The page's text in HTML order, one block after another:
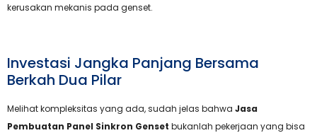
kerusakan mekanis pada genset.
Investasi Jangka Panjang Bersama
Berkah Dua Pilar
Melihat kompleksitas yang ada, sudah jelas bahwa Jasa
Pembuatan Panel Sinkron Genset bukanlah pekerjaan yang bisa